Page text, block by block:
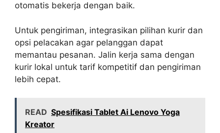
otomatis bekerja dengan baik.
Untuk pengiriman, integrasikan pilihan kurir dan
opsi pelacakan agar pelanggan dapat
memantau pesanan. Jalin kerja sama dengan
kurir lokal untuk tarif kompetitif dan pengiriman
lebih cepat.
READ Spesifikasi Tablet Ai Lenovo Yoga
Kreator